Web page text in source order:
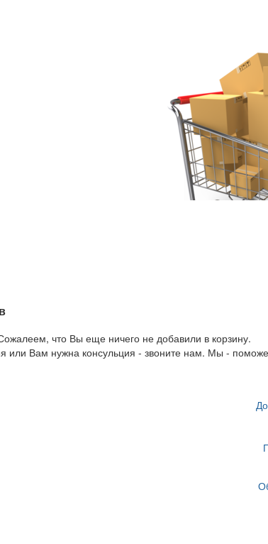
что Вы еще ничего не добавили в корзину.
или Вам нужна консульция - звоните нам. Мы -